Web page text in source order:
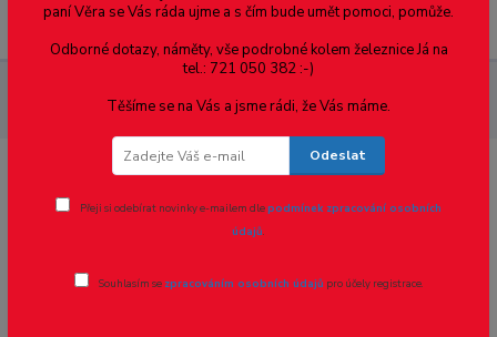
Menu
T679.1 ČSD
paní Věra se Vás ráda ujme a s čím bude umět pomoci, pomůže.
Odborné dotazy, náměty, vše podrobné kolem železnice Já na
tel.: 721 050 382 :-)
Těšíme se na Vás a jsme rádi, že Vás máme.
Odeslat
Přeji si odebírat novinky e-mailem dlepodmínek zpracování osobních
údajů.
Souhlasím se zpracováním osobních údajů pro účely registrace.